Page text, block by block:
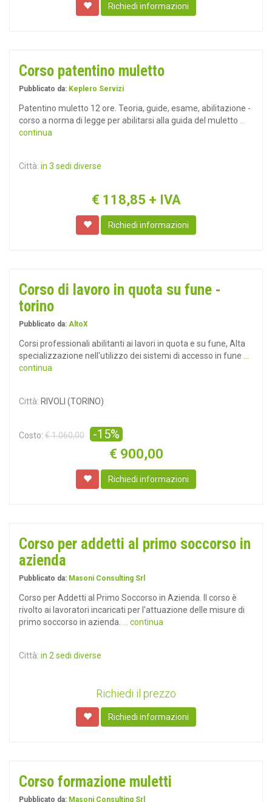
Richiedi informazioni
Corso patentino muletto
Pubblicato da: Keplero Servizi
Patentino muletto 12 ore. Teoria, guide, esame, abilitazione -
corso a norma di legge per abilitarsi alla guida del muletto
continua
Città: in 3 sedi diverse
€ 118,85 + IVA
Richiedi informazioni
Corso di lavoro in quota su fune -
torino
Pubblicato da: AltoX
Corsi professionali abilitanti ai lavori in quota e su fune, Alta
specializzazione nell'utilizzo dei sistemi di accesso in fune
continua
Città: RIVOLI (TORINO)
Costo: € 1.060,00 -15%
€ 900,00
Richiedi informazioni
Corso per addetti al primo soccorso in
azienda
Pubblicato da: Masoni Consulting Srl
Corso per Addetti al Primo Soccorso in Azienda. Il corso è
rivolto ai lavoratori incaricati per l'attuazione delle misure di
primo soccorso in azienda.
... continua
Città: in 2 sedi diverse
Richiedi il prezzo
Richiedi informazioni
Corso formazione muletti
Pubblicato da: Masoni Consulting Srl